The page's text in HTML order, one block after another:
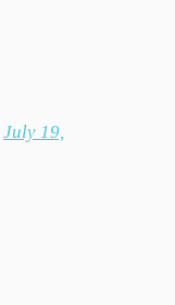
July 19,